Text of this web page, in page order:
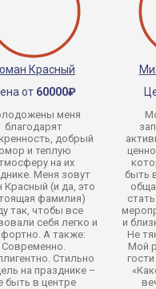
Красный
от 60000₽
меня
благодарят
добрый
и теплую
на их
Меня зовут
Красный (и да, это
фамилия)
так, чтобы все
себя легко и
А также:
Современно.
Стильно
на празднике –
быть в центре
быть
и
Не
Мой